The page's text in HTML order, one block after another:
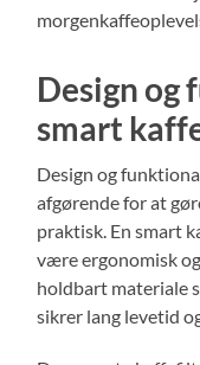
Design
smart
Design og
afgørende for at
praktisk. En smart
være ergonomisk
holdbart materiale
sikrer lang levetid